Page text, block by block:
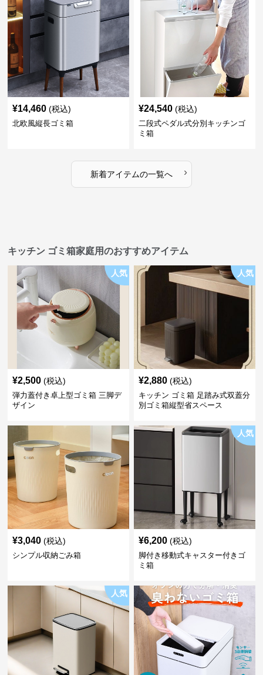
¥14,460 (税込)
北欧風縦長ゴミ箱
¥24,540 (税込)
二段式ペダル式分別キッチンゴ
ミ箱
新着アイテムの一覧へ ›
キッチン ゴミ箱家庭用のおすすめアイテム
人気
¥2,500 (税込)
弾力蓋付き卓上型ゴミ箱 三脚デ
ザイン
人気
¥2,880 (税込)
キッチン ゴミ箱 足踏み式双蓋分
別ゴミ箱縦型省スペース
¥3,040 (税込)
シンプル収納ごみ箱
人気
¥6,200 (税込)
脚付き移動式キャスター付きゴ
ミ箱
人気